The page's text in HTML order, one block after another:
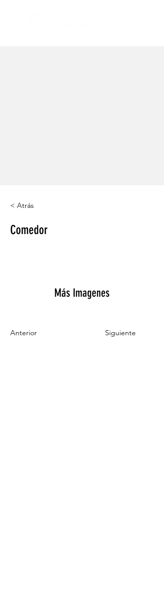
< Atrás
Comedor
Más Imagenes
Anterior Siguiente